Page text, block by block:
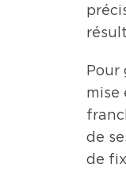
Pour
mise
de
de